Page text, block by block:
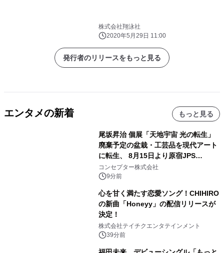
株式会社翔泳社
2020年5月29日 11:00
発行者のリリースをもっと見る
エンタメの新着 もっと見る
尾坂昇治 個展「天地宇宙 光の転生」
廃棄予定の盆栽・工芸品を現代アート
に転生、 8月15日より原宿JPS
Galleryにて約30点を展示
コンセプター株式会社
9分前
心を甘く満たす恋愛ソング！CHIHIRO
の新曲「Honeyy」の配信リリースが
決定！
株式会社テイチクエンタテインメント
39分前